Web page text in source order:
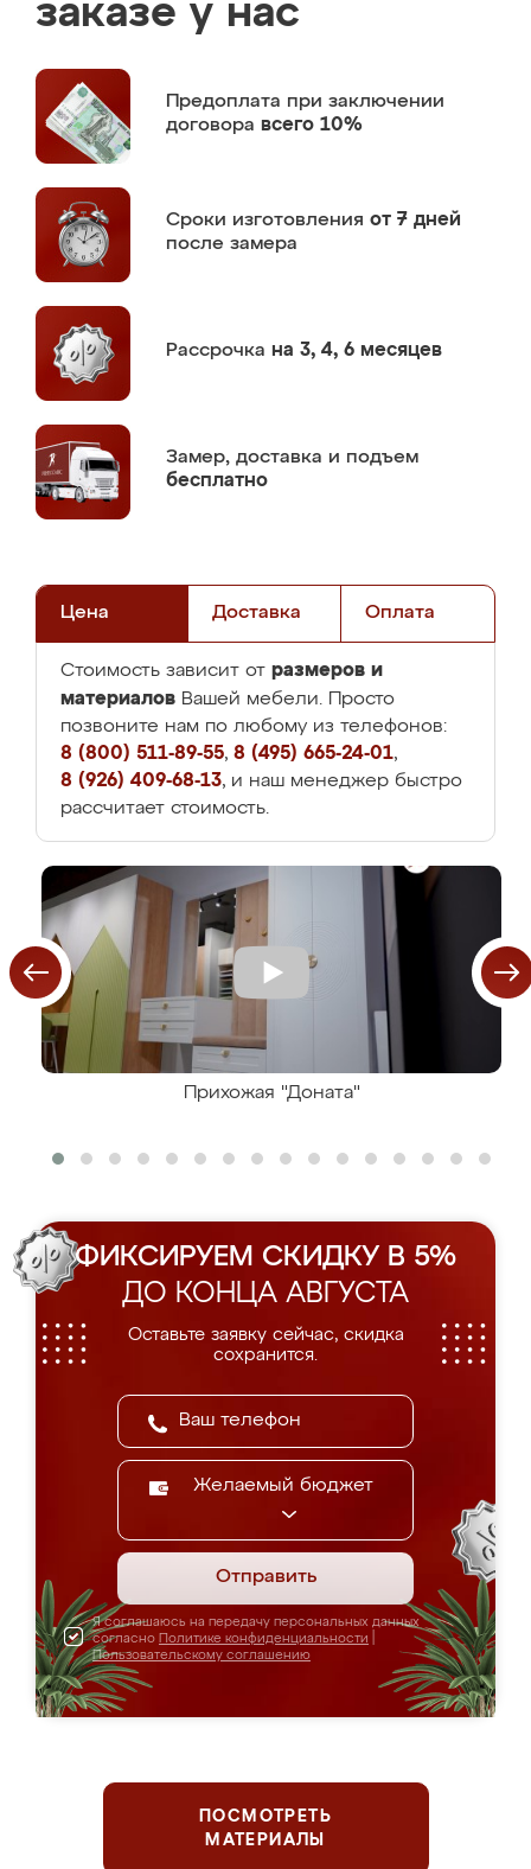
заказе у нас
Предоплата при заключении
договора всего 10%
Сроки изготовления от 7 дней
после замера
Рассрочка на 3, 4, 6 месяцев
Замер, доставка и подъем
бесплатно
Цена Доставка Оплата
Стоимость зависит от размеров и
материалов Вашей мебели. Просто
позвоните нам по любому из телефонов:
8 (800) 511-89-55, 8 (495) 665-24-01,
8 (926) 409-68-13, и наш менеджер быстро
рассчитает стоимость.
Прихожая "Доната"
ФИКСИРУЕМ СКИДКУ В 5%
ДО КОНЦА АВГУСТА
Оставьте заявку сейчас, скидка
сохранится.
Желаемый бюджет
Отправить
Я соглашаюсь на передачу персональных данных
согласно Политике конфиденциальности
Пользовательскому соглашению
ПОСМОТРЕТЬ
МАТЕРИАЛЫ